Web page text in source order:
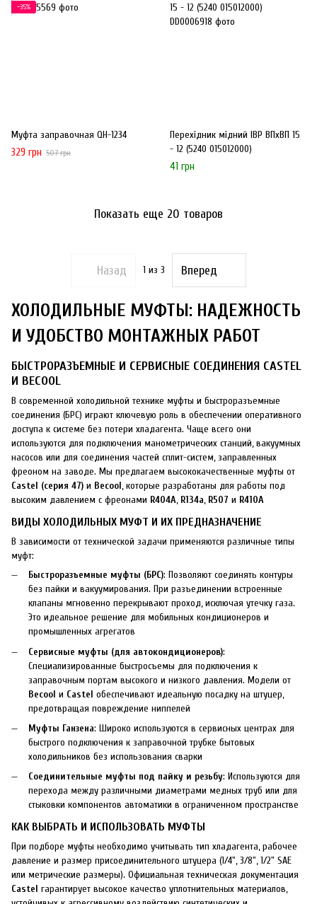
−35%
Муфта заправочная QH-1234
329 грн 507 грн
Перехідник мідний IBP ВПхВП 15
- 12 (5240 015012000)
41 грн
Показать еще 20 товаров
Назад 1 из 3 Вперед
ХОЛОДИЛЬНЫЕ МУФТЫ: НАДЕЖНОСТЬ
И УДОБСТВО МОНТАЖНЫХ РАБОТ
БЫСТРОРАЗЪЕМНЫЕ И СЕРВИСНЫЕ СОЕДИНЕНИЯ CASTEL
И BECOOL
В современной холодильной технике муфты и быстроразъемные
соединения (БРС) играют ключевую роль в обеспечении оперативного
доступа к системе без потери хладагента. Чаще всего они
используются для подключения манометрических станций, вакуумных
насосов или для соединения частей сплит-систем, заправленных
фреоном на заводе. Мы предлагаем высококачественные муфты от
Castel (серия 47) и Becool, которые разработаны для работы под
высоким давлением с фреонами R404A, R134a, R507 и R410A
ВИДЫ ХОЛОДИЛЬНЫХ МУФТ И ИХ ПРЕДНАЗНАЧЕНИЕ
В зависимости от технической задачи применяются различные типы
муфт:
Быстроразъемные муфты (БРС): Позволяют соединять контуры
без пайки и вакуумирования. При разъединении встроенные
клапаны мгновенно перекрывают проход, исключая утечку газа.
Это идеальное решение для мобильных кондиционеров и
промышленных агрегатов
Сервисные муфты (для автокондиционеров):
Специализированные быстросъемы для подключения к
заправочным портам высокого и низкого давления. Модели от
Becool и Castel обеспечивают идеальную посадку на штуцер,
предотвращая повреждение ниппелей
Муфты Ганзена: Широко используются в сервисных центрах для
быстрого подключения к заправочной трубке бытовых
холодильников без использования сварки
Соединительные муфты под пайку и резьбу: Используются для
перехода между различными диаметрами медных труб или для
стыковки компонентов автоматики в ограниченном пространстве
КАК ВЫБРАТЬ И ИСПОЛЬЗОВАТЬ МУФТЫ
При подборе муфты необходимо учитывать тип хладагента, рабочее
давление и размер присоединительного штуцера (1/4", 3/8", 1/2" SAE
или метрические размеры). Официальная техническая документация
Castel гарантирует высокое качество уплотнительных материалов,